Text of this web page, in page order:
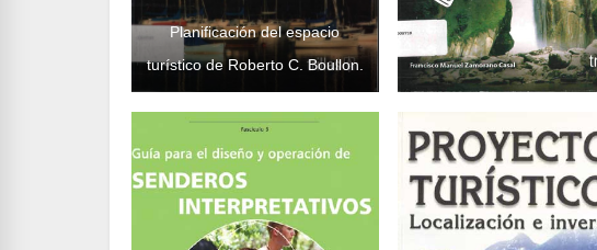
Planificación del espacio
turístico de Roberto C. Boullon.